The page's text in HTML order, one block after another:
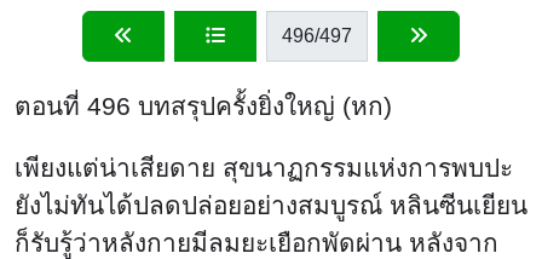
496/497
ตอนที่ 496 บทสรุปครั้งยิ่งใหญ่ (หก)
เพียงแต่น่าเสียดาย สุขนาฏกรรมแห่งการพบปะ
ยังไม่ทันได้ปลดปล่อยอย่างสมบูรณ์ หลินซีนเยียน
ก็รับรู้ว่าหลังกายมีลมยะเยือกพัดผ่าน หลังจาก